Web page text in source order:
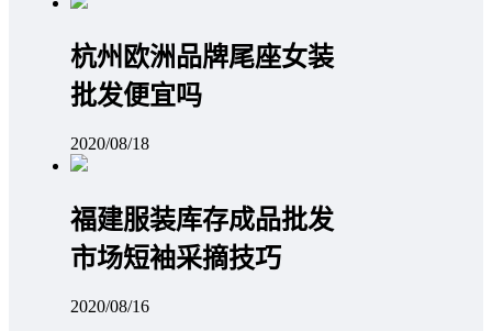
杭州欧洲品牌尾座女装
批发便宜吗
2020/08/18
福建服装库存成品批发
市场短袖采摘技巧
2020/08/16